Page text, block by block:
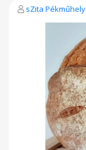
sZita Pékműhely